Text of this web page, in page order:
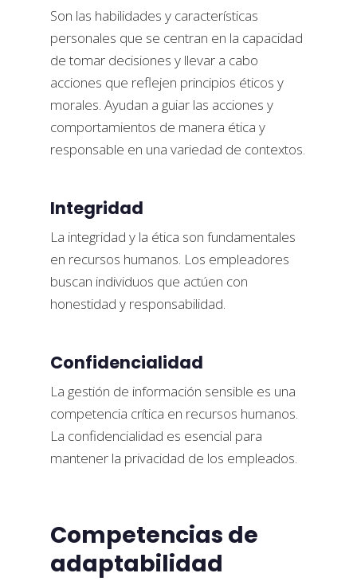
Son las habilidades y características
personales que se centran en la capacidad
de tomar decisiones y llevar a cabo
acciones que reflejen principios éticos y
morales. Ayudan a guiar las acciones y
comportamientos de manera ética y
responsable en una variedad de contextos.
Integridad
La integridad y la ética son fundamentales
en recursos humanos. Los empleadores
buscan individuos que actúen con
honestidad y responsabilidad.
Confidencialidad
La gestión de información sensible es una
competencia crítica en recursos humanos.
La confidencialidad es esencial para
mantener la privacidad de los empleados.
Competencias de
adaptabilidad